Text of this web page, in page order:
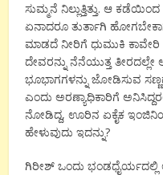
ಸುಮ್ಮನೆ ನಿಲ್ಲುತ್ತಿತ್ತು. ಆ
ಏನಾದರೂ ತುರ್ತಾಗಿ
ಮಾಡದೆ ನೀರಿಗೆ ಧುಮುಕಿ ಕಾವೇರಿ
ದೇವರನ್ನು ನೆನೆಯುತ್ತ
ಭೂಭಾಗಗಳನ್ನು ಜೋಡಿಸುವ
ಎಂದು ಅರಣ್ಯಾಧಿಕಾರಿಗೆ
ನೋಡಿದ್ದ, ಊರಿನ ಏಕೈಕ
ಹೇಳುವುದು ಇದನ್ನು?
ಗಿರೀಶ್ ಒಂದು ಭಂಡಧೈರ್ಯದಲ್ಲಿ